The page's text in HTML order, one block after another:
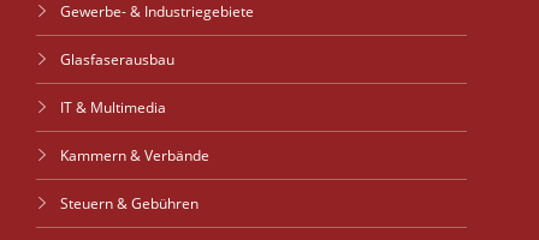
Gewerbe- & Industriegebiete
Glasfaserausbau
IT & Multimedia
Kammern & Verbände
Steuern & Gebühren